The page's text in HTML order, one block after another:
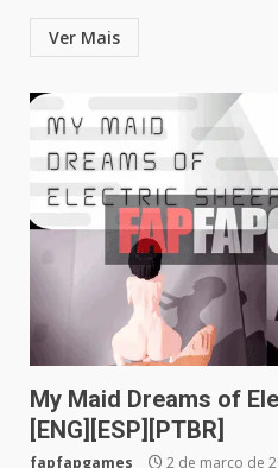
Ver Mais
My Maid Dreams of
[ENG][ESP][PTBR]
fapfapgames 2 de março de